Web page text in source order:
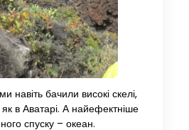
навіть бачили високі скелі,
в Аватарі. А найефектніше
спуску – океан.